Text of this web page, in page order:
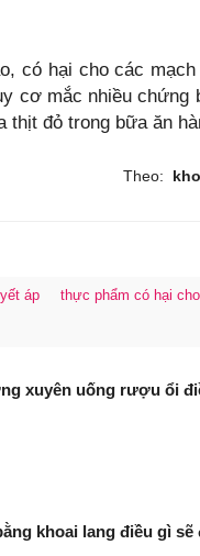
có hại cho các
cơ mắc nhiều chứng
thịt đỏ trong bữa ăn
Theo:
áp thực phẩm có hại
xuyên uống rượu ổi
khoai lang điều gì